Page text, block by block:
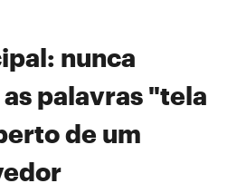
nunca
palavras "tela
de um